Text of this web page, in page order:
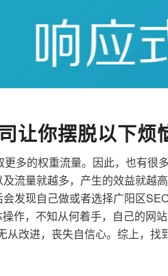
让你摆脱以下烦
多的权重流量。因此，也有很
流量就越多，产生的效益就越
发现自己做或者选择广阳区
作，不知从何着手，自己的网
改进，丧失自信心。综上，找